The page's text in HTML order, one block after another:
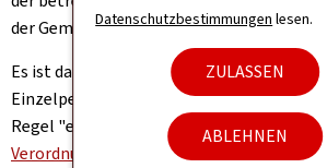
Datenschutzbestimmungen lesen.
ZULASSEN
ABLEHNEN
der Gemeinde hergestellt wird.
Es ist darauf hinzuweisen, dass
Einzelpersonen ausgestellt werden. Die
Regel "eine Person, ein Pass" (gemäß
EG-
Verordnung444/2009 ). Kinder werden